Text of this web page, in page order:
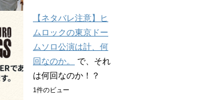
【ネタバレ注意】ヒ
ムロックの東京ドー
ムソロ公演は計、何
回なのか。
で、それ
は何回なのか！？
1件のビュー